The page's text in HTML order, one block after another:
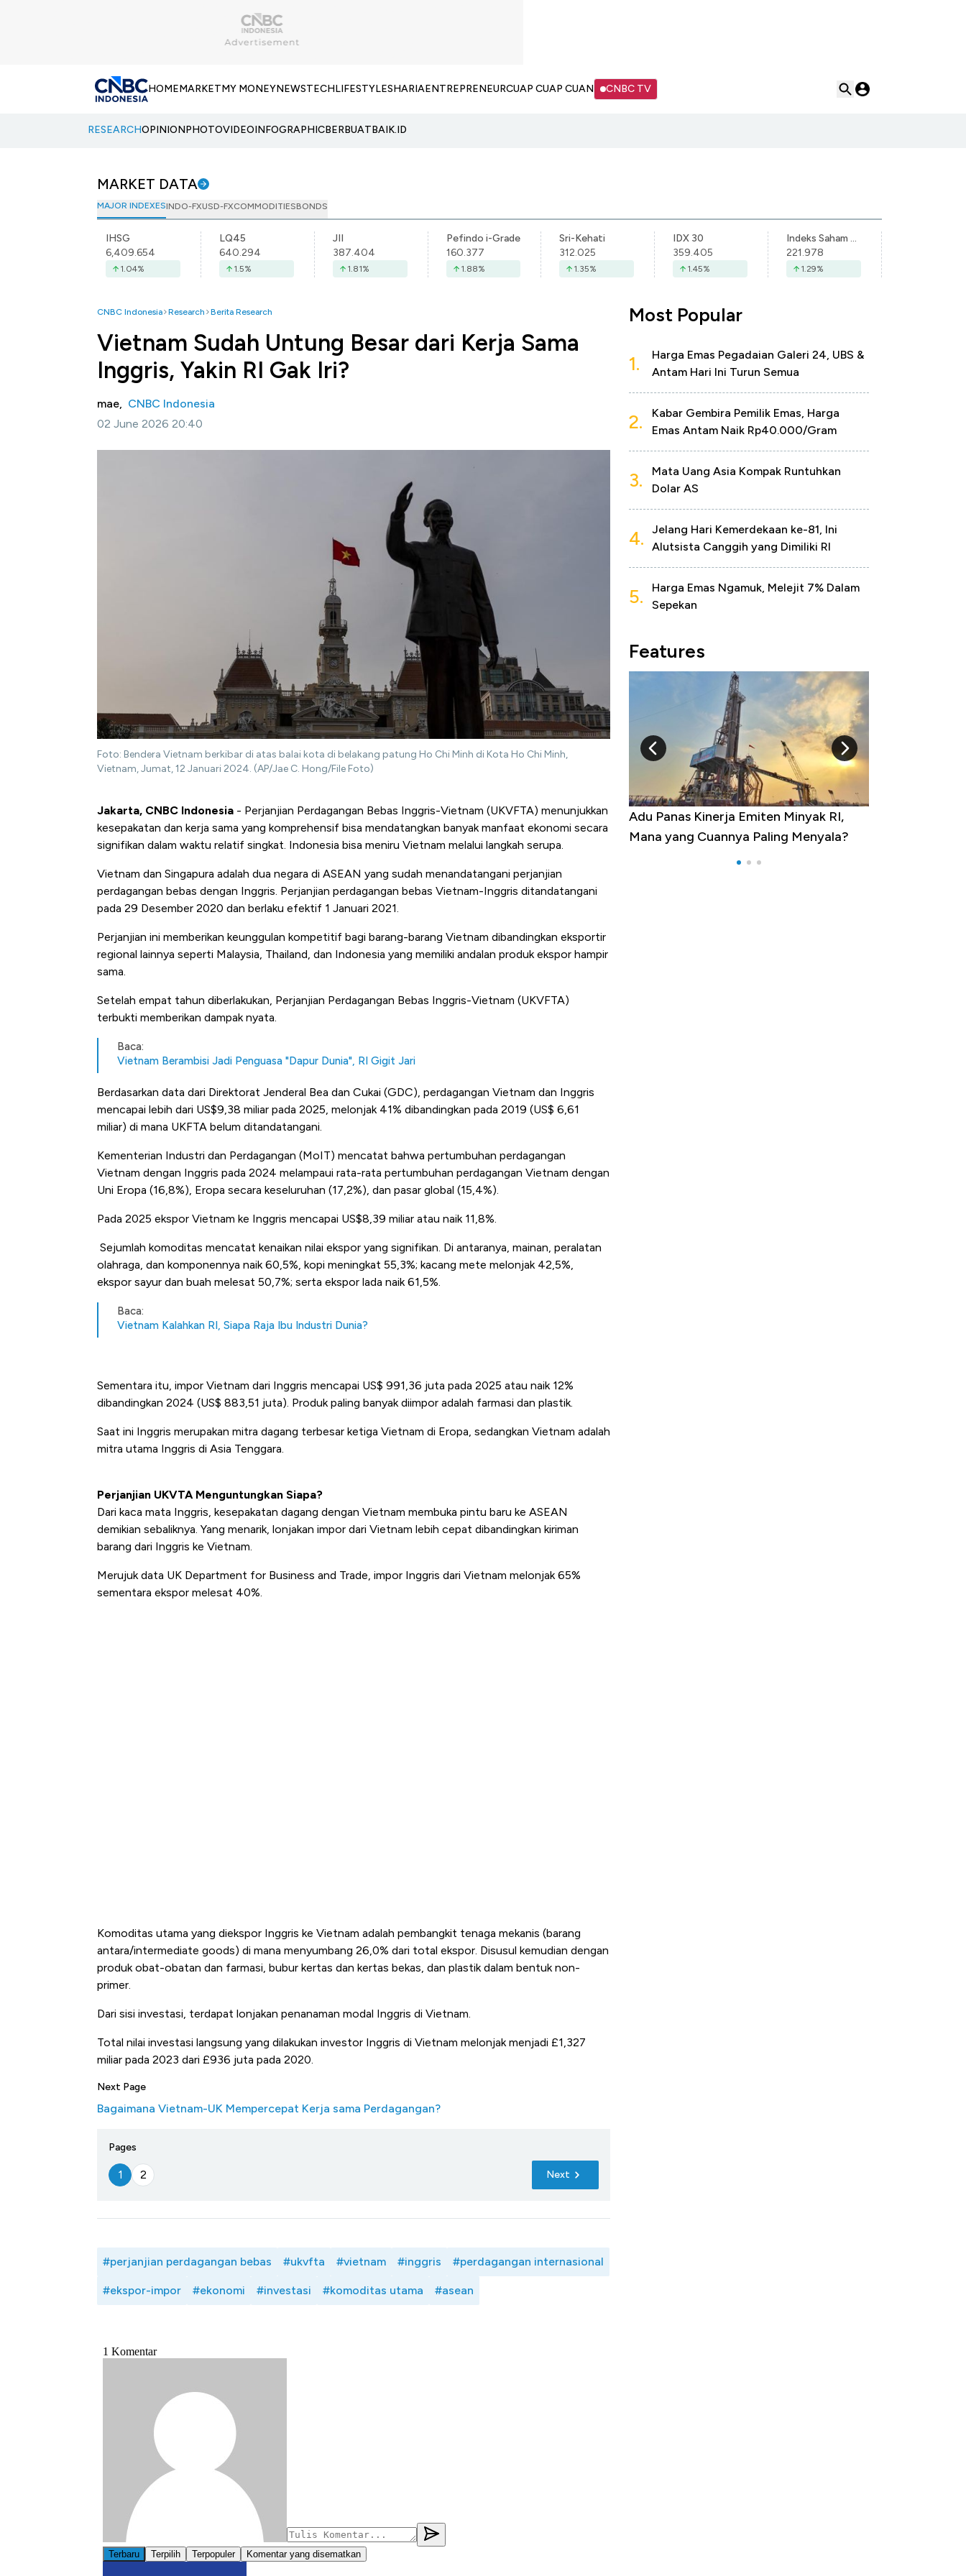
HOMEMARKETMY MONEYNEWSTECHLIFESTYLESHARIAENTREPRENEURCUAP CUAP CUAN CNBC TV
RESEARCHOPINIONPHOTOVIDEOINFOGRAPHICBERBUATBAIK.ID
MARKET DATA
MAJOR INDEXESINDO-FXUSD-FXCOMMODITIESBONDS
IHSG
6,409.654
1.04%
LQ45
640.294
1.5%
JII
387.404
1.81%
Pefindo i-Grade
160.377
1.88%
Sri-Kehati
312.025
1.35%
IDX 30
359.405
1.45%
Indeks Saham Syariah Indonesia
221.978
1.29%
CNBC Indonesia Research Berita Research
Vietnam Sudah Untung Besar dari Kerja Sama
Inggris, Yakin RI Gak Iri?
mae, CNBC Indonesia
02 June 2026 20:40
Foto: Bendera Vietnam berkibar di atas balai kota di belakang patung Ho Chi Minh di Kota Ho Chi Minh,
Vietnam, Jumat, 12 Januari 2024. (AP/Jae C. Hong/File Foto)
Jakarta, CNBC Indonesia - Perjanjian Perdagangan Bebas Inggris-Vietnam (UKVFTA) menunjukkan
kesepakatan dan kerja sama yang komprehensif bisa mendatangkan banyak manfaat ekonomi secara
signifikan dalam waktu relatif singkat. Indonesia bisa meniru Vietnam melalui langkah serupa.
Vietnam dan Singapura adalah dua negara di ASEAN yang sudah menandatangani perjanjian
perdagangan bebas dengan Inggris. Perjanjian perdagangan bebas Vietnam-Inggris ditandatangani
pada 29 Desember 2020 dan berlaku efektif 1 Januari 2021.
Perjanjian ini memberikan keunggulan kompetitif bagi barang-barang Vietnam dibandingkan eksportir
regional lainnya seperti Malaysia, Thailand, dan Indonesia yang memiliki andalan produk ekspor hampir
sama.
Setelah empat tahun diberlakukan, Perjanjian Perdagangan Bebas Inggris-Vietnam (UKVFTA)
terbukti memberikan dampak nyata.
Baca:
Vietnam Berambisi Jadi Penguasa "Dapur Dunia", RI Gigit Jari
Berdasarkan data dari Direktorat Jenderal Bea dan Cukai (GDC), perdagangan Vietnam dan Inggris
mencapai lebih dari US$9,38 miliar pada 2025, melonjak 41% dibandingkan pada 2019 (US$ 6,61
miliar) di mana UKFTA belum ditandatangani.
Kementerian Industri dan Perdagangan (MoIT) mencatat bahwa pertumbuhan perdagangan
Vietnam dengan Inggris pada 2024 melampaui rata-rata pertumbuhan perdagangan Vietnam dengan
Uni Eropa (16,8%), Eropa secara keseluruhan (17,2%), dan pasar global (15,4%).
Pada 2025 ekspor Vietnam ke Inggris mencapai US$8,39 miliar atau naik 11,8%.
Sejumlah komoditas mencatat kenaikan nilai ekspor yang signifikan. Di antaranya, mainan, peralatan
olahraga, dan komponennya naik 60,5%, kopi meningkat 55,3%; kacang mete melonjak 42,5%,
ekspor sayur dan buah melesat 50,7%; serta ekspor lada naik 61,5%.
Baca:
Vietnam Kalahkan RI, Siapa Raja Ibu Industri Dunia?
Sementara itu, impor Vietnam dari Inggris mencapai US$ 991,36 juta pada 2025 atau naik 12%
dibandingkan 2024 (US$ 883,51 juta). Produk paling banyak diimpor adalah farmasi dan plastik.
Saat ini Inggris merupakan mitra dagang terbesar ketiga Vietnam di Eropa, sedangkan Vietnam adalah
mitra utama Inggris di Asia Tenggara.
Perjanjian UKVTA Menguntungkan Siapa?
Dari kaca mata Inggris, kesepakatan dagang dengan Vietnam membuka pintu baru ke ASEAN
demikian sebaliknya. Yang menarik, lonjakan impor dari Vietnam lebih cepat dibandingkan kiriman
barang dari Inggris ke Vietnam.
Merujuk data UK Department for Business and Trade, impor Inggris dari Vietnam melonjak 65%
sementara ekspor melesat 40%.
Komoditas utama yang diekspor Inggris ke Vietnam adalah pembangkit tenaga mekanis (barang
antara/intermediate goods) di mana menyumbang 26,0% dari total ekspor. Disusul kemudian dengan
produk obat-obatan dan farmasi, bubur kertas dan kertas bekas, dan plastik dalam bentuk non-
primer.
Dari sisi investasi, terdapat lonjakan penanaman modal Inggris di Vietnam.
Total nilai investasi langsung yang dilakukan investor Inggris di Vietnam melonjak menjadi £1,327
miliar pada 2023 dari £936 juta pada 2020.
Next Page
Bagaimana Vietnam-UK Mempercepat Kerja sama Perdagangan?
Pages
1 2 Next
#perjanjian perdagangan bebas #ukvfta #vietnam #inggris #perdagangan internasional
#ekspor-impor #ekonomi #investasi #komoditas utama #asean
Most Popular
1.
Harga Emas Pegadaian Galeri 24, UBS &
Antam Hari Ini Turun Semua
2.
Kabar Gembira Pemilik Emas, Harga
Emas Antam Naik Rp40.000/Gram
3.
Mata Uang Asia Kompak Runtuhkan
Dolar AS
4.
Jelang Hari Kemerdekaan ke-81, Ini
Alutsista Canggih yang Dimiliki RI
5.
Harga Emas Ngamuk, Melejit 7% Dalam
Sepekan
Features
Kongo Tutup Keran Ekspor, Harga
Tembaga Terbang ke Zona Berbahaya
Adu Panas Kinerja Emiten Minyak RI,
Mana yang Cuannya Paling Menyala?